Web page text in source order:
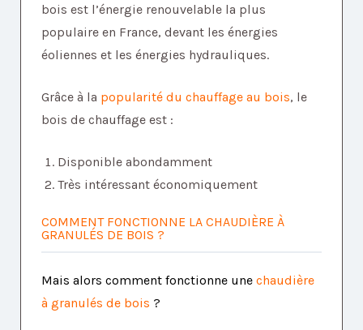
bois est l’énergie renouvelable la plus
populaire en France, devant les énergies
éoliennes et les énergies hydrauliques.
Grâce à la popularité du chauffage au bois, le
bois de chauffage est :
Disponible abondamment
Très intéressant économiquement
COMMENT FONCTIONNE LA CHAUDIÈRE À
GRANULÉS DE BOIS ?
Mais alors comment fonctionne une chaudière
à granulés de bois ?